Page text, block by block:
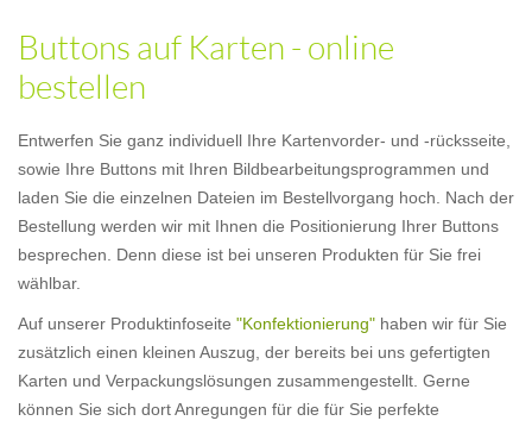
Buttons auf Karten - online
bestellen
Entwerfen Sie ganz individuell Ihre Kartenvorder- und -rücksseite,
sowie Ihre Buttons mit Ihren Bildbearbeitungsprogrammen und
laden Sie die einzelnen Dateien im Bestellvorgang hoch. Nach der
Bestellung werden wir mit Ihnen die Positionierung Ihrer Buttons
besprechen. Denn diese ist bei unseren Produkten für Sie frei
wählbar.
Auf unserer Produktinfoseite "Konfektionierung" haben wir für Sie
zusätzlich einen kleinen Auszug, der bereits bei uns gefertigten
Karten und Verpackungslösungen zusammengestellt. Gerne
können Sie sich dort Anregungen für die für Sie perfekte